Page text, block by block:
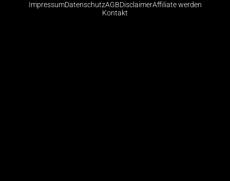
ImpressumDatenschutzAGBDisclaimerAffiliate werden
Kontakt